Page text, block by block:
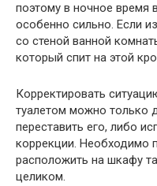
поэтому в ночное время
особенно сильно. Если
со стеной ванной
который спит на этой
Корректировать
туалетом можно только
переставить его, либо
коррекции. Необходимо
расположить на шкафу
целиком.